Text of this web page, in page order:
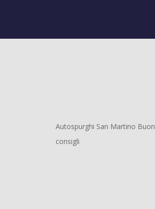
Autospurghi San Martino
consigli